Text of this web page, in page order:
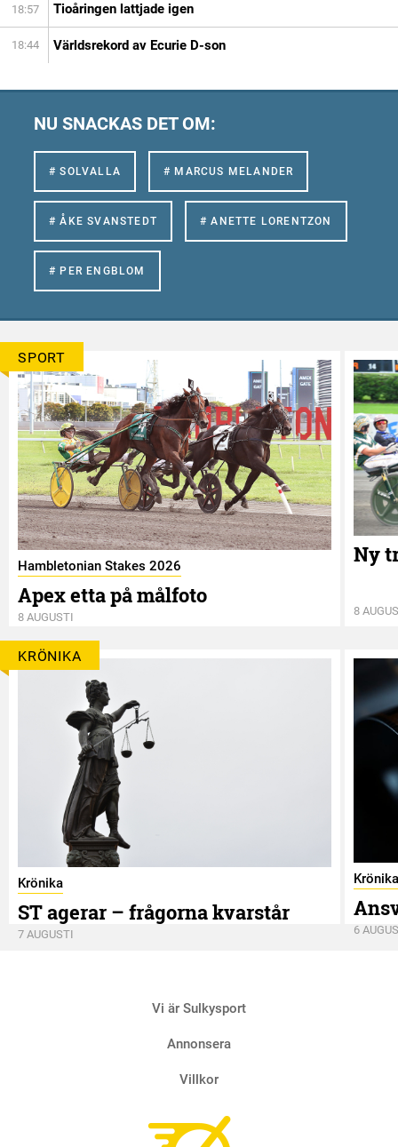
18:57 Tioåringen lattjade igen
18:44 Världsrekord av Ecurie D-son
NU SNACKAS DET OM:
# SOLVALLA # MARCUS MELANDER
# ÅKE SVANSTEDT # ANETTE LORENTZON
# PER ENGBLOM
SPORT
Hambletonian Stakes 2026
Apex etta på målfoto
8 AUGUSTI
Ny
8
KRÖNIKA
Krönika
ST agerar – frågorna kvarstår
7 AUGUSTI
Krönika
6
Vi är Sulkysport
Annonsera
Villkor